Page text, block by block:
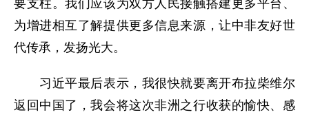
要支柱。我们应该为双方人民接触搭建更多平台、
为增进相互了解提供更多信息来源，让中非友好世
代传承，发扬光大。
习近平最后表示，我很快就要离开布拉柴维尔
返回中国了，我会将这次非洲之行收获的愉快、感